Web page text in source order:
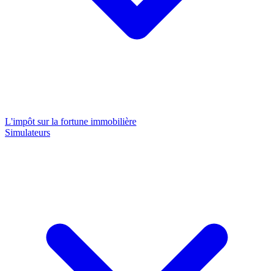
L'impôt sur la fortune immobilière
Simulateurs